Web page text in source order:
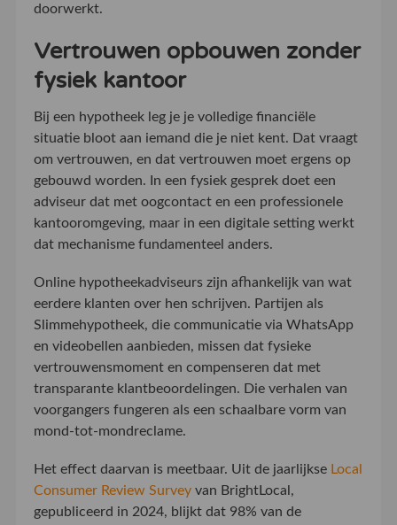
doorwerkt.
Vertrouwen opbouwen zonder
fysiek kantoor
Bij een hypotheek leg je je volledige financiële
situatie bloot aan iemand die je niet kent. Dat vraagt
om vertrouwen, en dat vertrouwen moet ergens op
gebouwd worden. In een fysiek gesprek doet een
adviseur dat met oogcontact en een professionele
kantooromgeving, maar in een digitale setting werkt
dat mechanisme fundamenteel anders.
Online hypotheekadviseurs zijn afhankelijk van wat
eerdere klanten over hen schrijven. Partijen als
Slimmehypotheek, die communicatie via WhatsApp
en videobellen aanbieden, missen dat fysieke
vertrouwensmoment en compenseren dat met
transparante klantbeoordelingen. Die verhalen van
voorgangers fungeren als een schaalbare vorm van
mond-tot-mondreclame.
Het effect daarvan is meetbaar. Uit de jaarlijkse Local
Consumer Review Surveyvan BrightLocal,
gepubliceerd in 2024, blijkt dat 98% van de